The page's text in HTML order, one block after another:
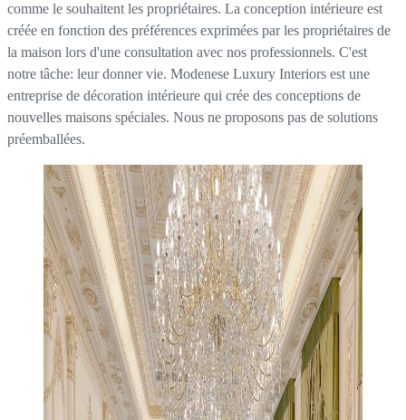
comme le souhaitent les propriétaires. La conception intérieure est
créée en fonction des préférences exprimées par les propriétaires de
la maison lors d'une consultation avec nos professionnels. C'est
notre tâche: leur donner vie. Modenese Luxury Interiors est une
entreprise de décoration intérieure qui crée des conceptions de
nouvelles maisons spéciales. Nous ne proposons pas de solutions
préemballées.